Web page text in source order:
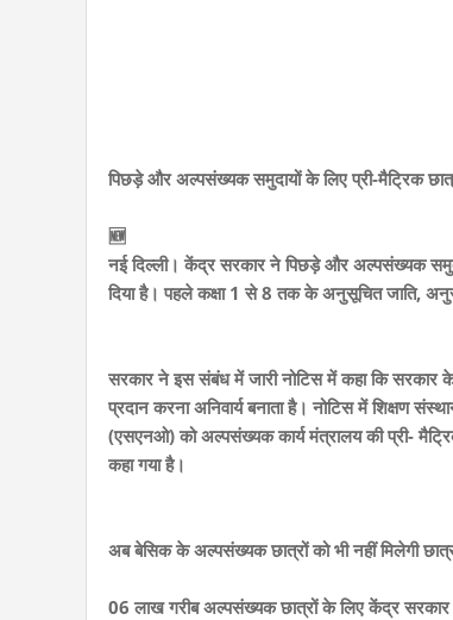
पिछड़े और अल्पसंख्यक समुदायों के लिए प्री-मैट्रिक
🆕
नई दिल्ली। केंद्र सरकार ने पिछड़े और अल्पसंख्यक
दिया है। पहले कक्षा 1 से 8 तक के अनुसूचित जाति,
सरकार ने इस संबंध में जारी नोटिस में कहा कि सरकार
प्रदान करना अनिवार्य बनाता है। नोटिस में शिक्षण
(एसएनओ) को अल्पसंख्यक कार्य मंत्रालय की प्री-
कहा गया है।
अब बेसिक के अल्पसंख्यक छात्रों को भी नहीं मिलेगी
06 लाख गरीब अल्पसंख्यक छात्रों के लिए केंद्र सरकार